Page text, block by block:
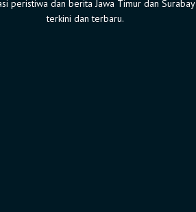
peristiwa dan berita Jawa Timur dan
terkini dan terbaru.